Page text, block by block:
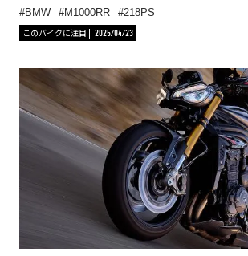
BMW M1000RR
218PS
このバイクに注目
2025/04/23